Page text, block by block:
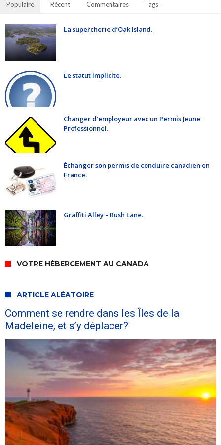
Populaire Récent Commentaires Tags
La supercherie d’Oak Island.
Le statut implicite.
Changer d’employeur avec un Permis Jeune
Professionnel.
Échanger son permis de conduire canadien en
France.
Graffiti Alley – Rush Lane.
VOTRE HÉBERGEMENT AU CANADA
ARTICLE ALÉATOIRE
Comment se rendre dans les Îles de la
Madeleine, et s’y déplacer?